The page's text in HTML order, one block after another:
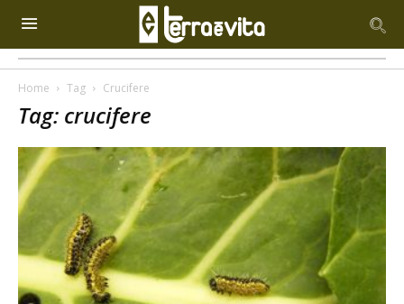
Home Tag Crucifere
Tag: crucifere